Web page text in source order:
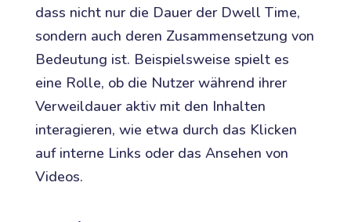
dass nicht nur die Dauer der Dwell Time,
sondern auch deren Zusammensetzung von
Bedeutung ist. Beispielsweise spielt es
eine Rolle, ob die Nutzer während ihrer
Verweildauer aktiv mit den Inhalten
interagieren, wie etwa durch das Klicken
auf interne Links oder das Ansehen von
Videos.